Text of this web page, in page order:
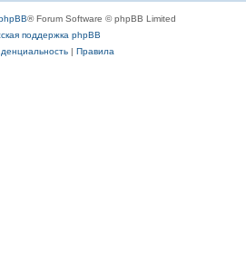
® Forum Software © phpBB Limited
поддержка phpBB
| Правила